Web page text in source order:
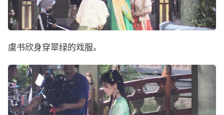
虞书欣身穿翠绿的戏服。